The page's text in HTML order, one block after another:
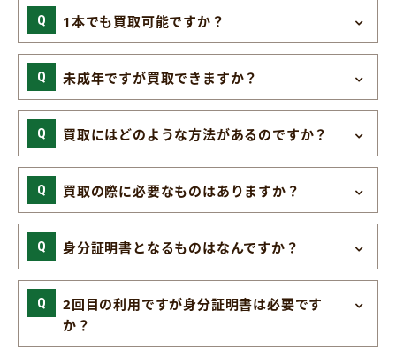
1本でも買取可能ですか？
未成年ですが買取できますか？
買取にはどのような方法があるのですか？
買取の際に必要なものはありますか？
身分証明書となるものはなんですか？
2回目の利用ですが身分証明書は必要です
か？